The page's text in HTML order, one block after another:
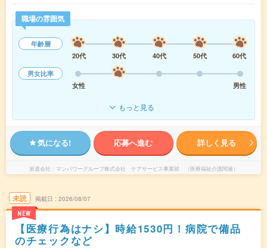
職場の雰囲気
年齢層
20代
30代 40代 50代
60代
男女比率
女性
男性
もっと見る
気になる! 応募へ進む 詳しく見る
派遣会社 マンパワーグループ株式会社 ケアサービス事業部 （医療福祉介護関連）
未読
NEW
掲載日 2026/08/07
【医療行為はナシ】時給1530円！病院で備品
のチェックなど